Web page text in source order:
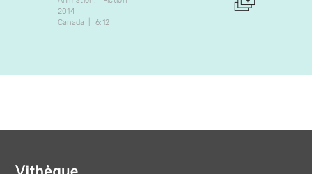
2014
Canada
6:12